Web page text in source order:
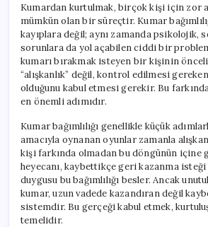
Kumardan kurtulmak, birçok kişi için zor
mümkün olan bir süreçtir. Kumar
kayıplara değil; aynı zamanda psikolojik,
sorunlara da yol açabilen ciddi bir
kumarı bırakmak isteyen bir kişinin
“alışkanlık” değil, kontrol edilmesi
olduğunu kabul etmesi gerekir. Bu
en önemli adımıdır.
Kumar bağımlılığı genellikle küçük
amacıyla oynanan oyunlar zamanla
kişi farkında olmadan bu döngünün içine
heyecanı, kaybettikçe geri kazanma
duygusu bu bağımlılığı besler. Ancak
kumar, uzun vadede kazandıran değil
sistemdir. Bu gerçeği kabul etmek,
temelidir.